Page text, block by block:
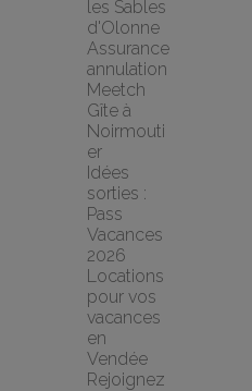
les Sables
d'Olonne
Assurance
annulation
Meetch
Gîte à
Noirmouti
er
Idées
sorties :
Pass
Vacances
2026
Locations
pour vos
vacances
en
Vendée
Rejoignez